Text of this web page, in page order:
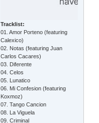
Tracklist:
01. Amor Porteno (featuring
Calexico)
02. Notas (featuring Juan
Carlos Cacares)
03. Diferente
04. Celos
05. Lunatico
06. Mi Confesion (featuring
Koxmoz)
07. Tango Cancion
08. La Viguela
09. Criminal